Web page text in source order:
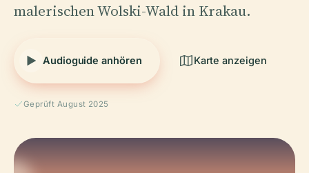
malerischen Wolski-Wald in Krakau.
Audioguide anhören Karte anzeigen
Geprüft August 2025